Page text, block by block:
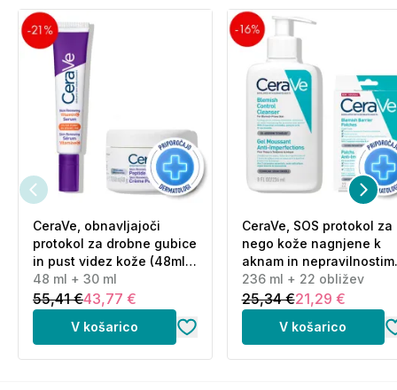
CeraVe, obnavljajoči
protokol za drobne gubice
in pust videz kože (48ml
+ 30 ml)
48 ml + 30 ml
55,41 €43,77 €
V košarico
CeraVe, SOS protokol za
nego kože nagnjene k
aknam in nepravilnostim
(236 ml + 22 obližev)
236 ml + 22 obližev
25,34 €21,29 €
V košarico